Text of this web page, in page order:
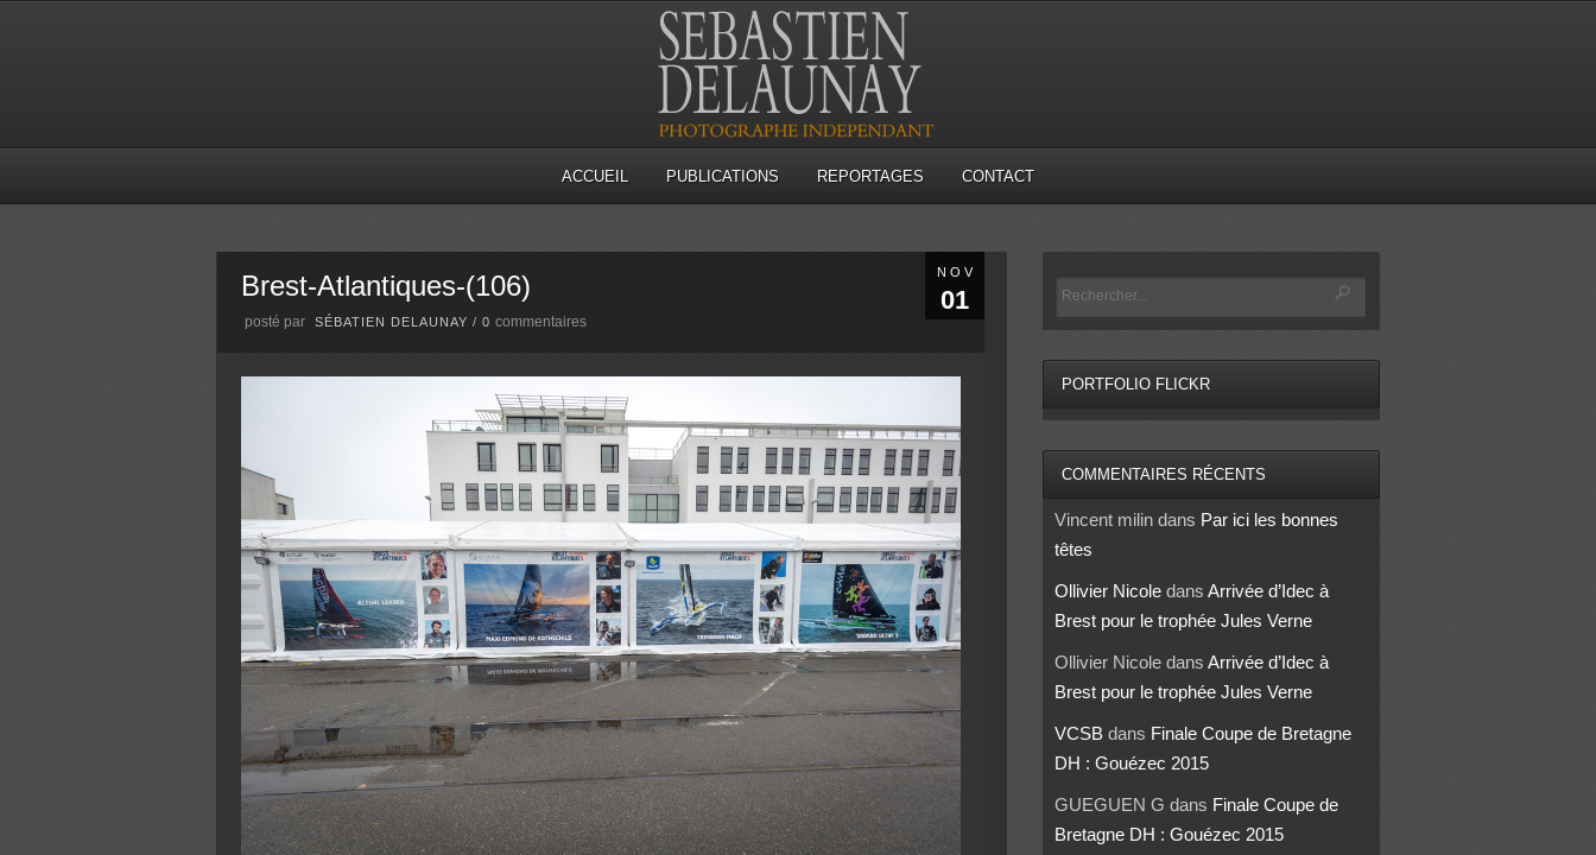
ACCUEIL PUBLICATIONS REPORTAGES CONTACT
NOV
01
Brest-Atlantiques-(106)
posté par SÉBATIEN DELAUNAY / 0 commentaires
PORTFOLIO FLICKR
COMMENTAIRES RÉCENTS
Vincent milindans Par ici les bonnes
têtes
Ollivier Nicoledans Arrivée d’Idec à
Brest pour le trophée Jules Verne
Ollivier Nicoledans Arrivée d’Idec à
Brest pour le trophée Jules Verne
VCSBdans Finale Coupe de Bretagne
DH : Gouézec 2015
GUEGUEN G dans Finale Coupe de
Bretagne DH : Gouézec 2015